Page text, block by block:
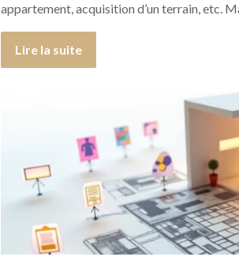
appartement, acquisition d’un terrain, etc.
Lire la suite